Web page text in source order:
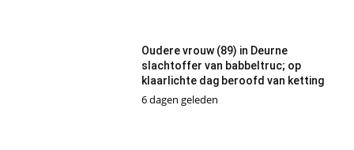
Oudere vrouw (89) in Deurne
slachtoffer van babbeltruc; op
klaarlichte dag beroofd van ketting
6 dagen geleden